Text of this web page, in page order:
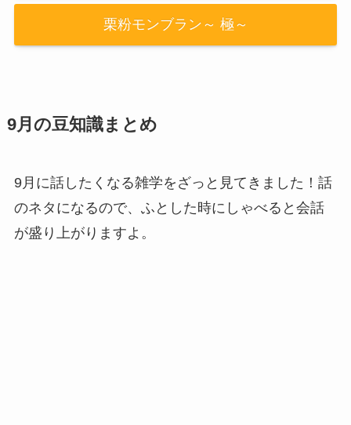
栗粉モンブラン～ 極～
9月の豆知識まとめ
9月に話したくなる雑学をざっと見てきました！話
のネタになるので、ふとした時にしゃべると会話
が盛り上がりますよ。